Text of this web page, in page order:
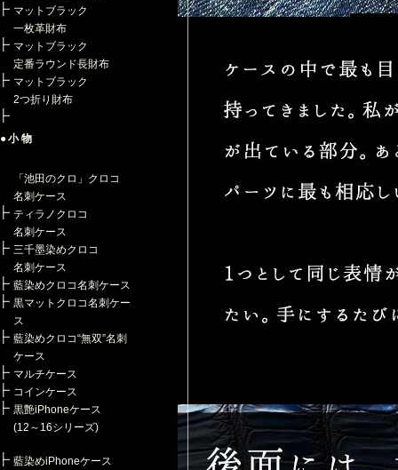
マットブラック
一枚革財布
マットブラック
定番ラウンド長財布
マットブラック
2つ折り財布
●小物
「池田のクロ」クロコ
名刺ケース
ティラノクロコ
名刺ケース
三千墨染めクロコ
名刺ケース
藍染めクロコ名刺ケース
黒マットクロコ名刺ケー
ス
藍染めクロコ“無双”名刺
ケース
マルチケース
コインケース
黒艶iPhoneケース
(12～16シリーズ)
藍染めiPhoneケース